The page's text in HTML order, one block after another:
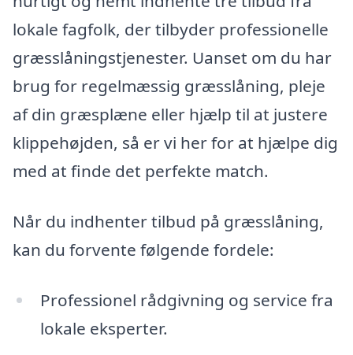
lokale fagfolk, der tilbyder professionelle
græsslåningstjenester. Uanset om du har
brug for regelmæssig græsslåning, pleje
af din græsplæne eller hjælp til at justere
klippehøjden, så er vi her for at hjælpe dig
med at finde det perfekte match.
Når du indhenter tilbud på græsslåning,
kan du forvente følgende fordele:
Professionel rådgivning og service fra
lokale eksperter.